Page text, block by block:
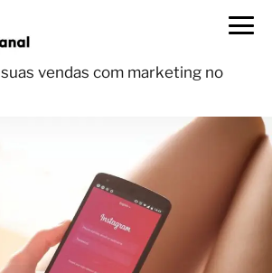
vendas com marketing no